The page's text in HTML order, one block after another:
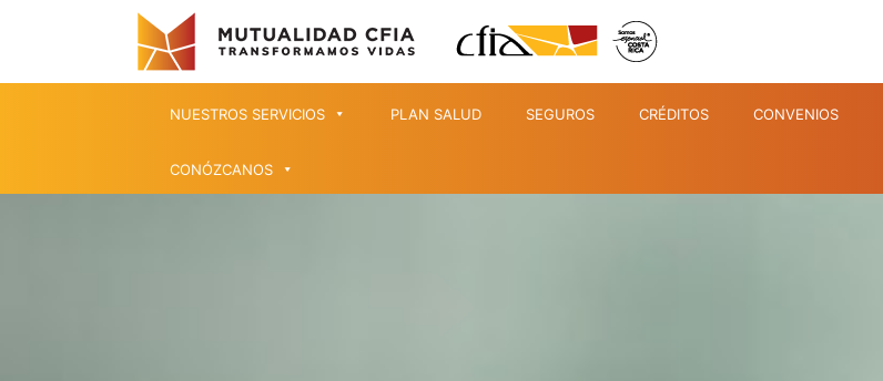
NUESTROS SERVICIOS PLAN SALUD SEGUROS CRÉDITOS CONVENIOS
CONÓZCANOS